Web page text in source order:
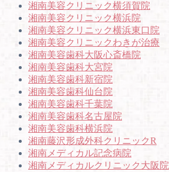
湘南美容クリニック横須賀院
湘南美容クリニック横浜院
湘南美容クリニック横浜東口院
湘南美容クリニックわきが治療
湘南美容歯科大阪心斎橋院
湘南美容歯科大宮院
湘南美容歯科新宿院
湘南美容歯科仙台院
湘南美容歯科千葉院
湘南美容歯科名古屋院
湘南美容歯科横浜院
湘南藤沢形成外科クリニックR
湘南メディカル記念病院
湘南メディカルクリニック大阪院